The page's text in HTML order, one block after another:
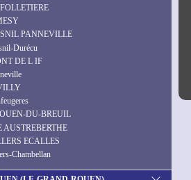
PANNEVILLE
Durécu
DE L IF
DU-BREUIL
AUSTREBERTHE
ECALLES
Chambellan